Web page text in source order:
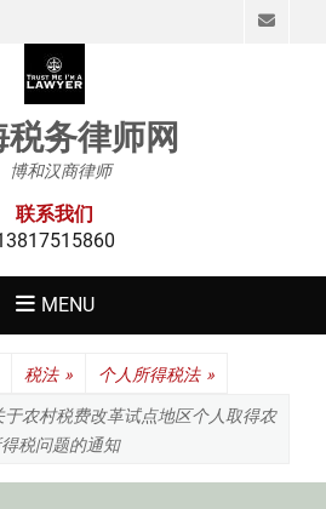
务律师网
博和汉商律师
联系我们
MENU
税法 » 个人所得税法 »
农村税费改革试点地区个人取得农
税问题的通知